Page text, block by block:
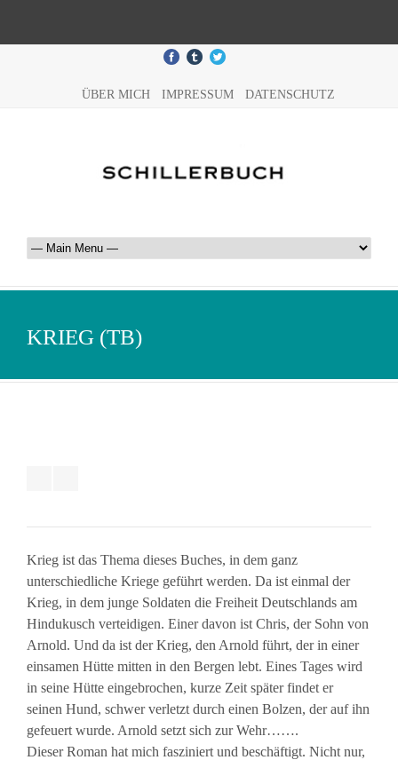
ÜBER MICH IMPRESSUM DATENSCHUTZ
KRIEG (TB)
Krieg ist das Thema dieses Buches, in dem ganz
unterschiedliche Kriege geführt werden. Da ist einmal der
Krieg, in dem junge Soldaten die Freiheit Deutschlands am
Hindukusch verteidigen. Einer davon ist Chris, der Sohn von
Arnold. Und da ist der Krieg, den Arnold führt, der in einer
einsamen Hütte mitten in den Bergen lebt. Eines Tages wird
in seine Hütte eingebrochen, kurze Zeit später findet er
seinen Hund, schwer verletzt durch einen Bolzen, der auf ihn
gefeuert wurde. Arnold setzt sich zur Wehr…….
Dieser Roman hat mich fasziniert und beschäftigt. Nicht nur,